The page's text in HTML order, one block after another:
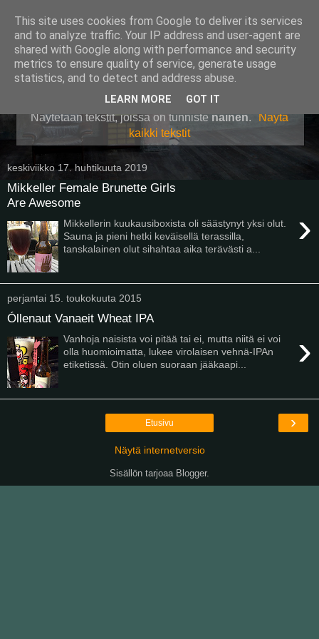
Pullollinen
Näytetään tekstit, joissa on tunniste nainen.
Näytä
kaikki tekstit
keskiviikko 17. huhtikuuta 2019
Mikkeller Female Brunette Girls
Are Awesome
›
Mikkellerin kuukausiboxista oli säästynyt yksi olut.
Sauna ja pieni hetki keväisellä terassilla,
tanskalainen olut sihahtaa aika terävästi a...
perjantai 15. toukokuuta 2015
Óllenaut Vanaeit Wheat IPA
›
Vanhoja naisista voi pitää tai ei, mutta niitä ei voi
olla huomioimatta, lukee virolaisen vehnä-IPAn
etiketissä. Otin oluen suoraan jääkaapi...
›
Etusivu
Näytä internetversio
Sisällön tarjoaa Blogger.
This site uses cookies from Google to deliver its services
and to analyze traffic. Your IP address and user-agent are
shared with Google along with performance and security
metrics to ensure quality of service, generate usage
statistics, and to detect and address abuse.
LEARN MORE GOT IT